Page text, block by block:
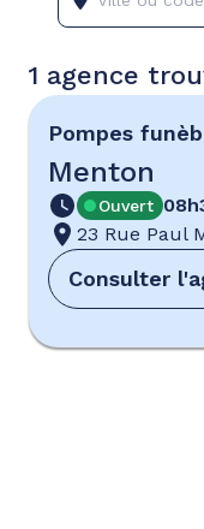
1 agence
Pompes
Menton
Ouvert
23 Rue Paul
Consulter